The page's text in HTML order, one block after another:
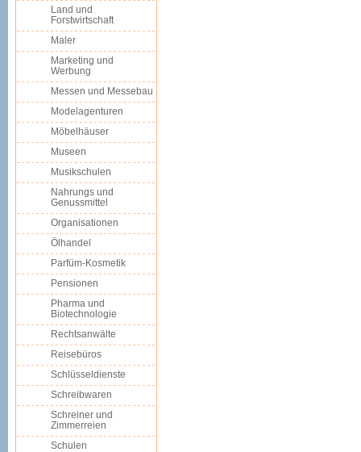
Land und
Forstwirtschaft
Maler
Marketing und
Werbung
Messen und Messebau
Modelagenturen
Möbelhäuser
Museen
Musikschulen
Nahrungs und
Genussmittel
Organisationen
Ölhandel
Parfüm-Kosmetik
Pensionen
Pharma und
Biotechnologie
Rechtsanwälte
Reisebüros
Schlüsseldienste
Schreibwaren
Schreiner und
Zimmerreien
Schulen